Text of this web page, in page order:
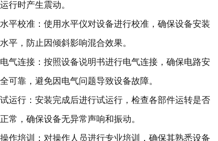
运行时产生震动。
水平校准 ：使用水平仪对设备进行校准，确保设备安装
水平，防止因倾斜影响混合效果。
电气连接 ：按照设备说明书进行电气连接，确保电路安
全可靠，避免因电气问题导致设备故障。
试运行 ：安装完成后进行试运行，检查各部件运转是否
正常，确保设备无异常声响和振动。
操作培训
：对操作人员进行专业培训，确保其熟悉设备